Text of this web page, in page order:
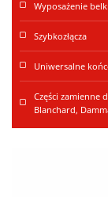
Wyposażenie belki
Szybkozłącza
Uniwersalne
Części zamienne
Blanchard,